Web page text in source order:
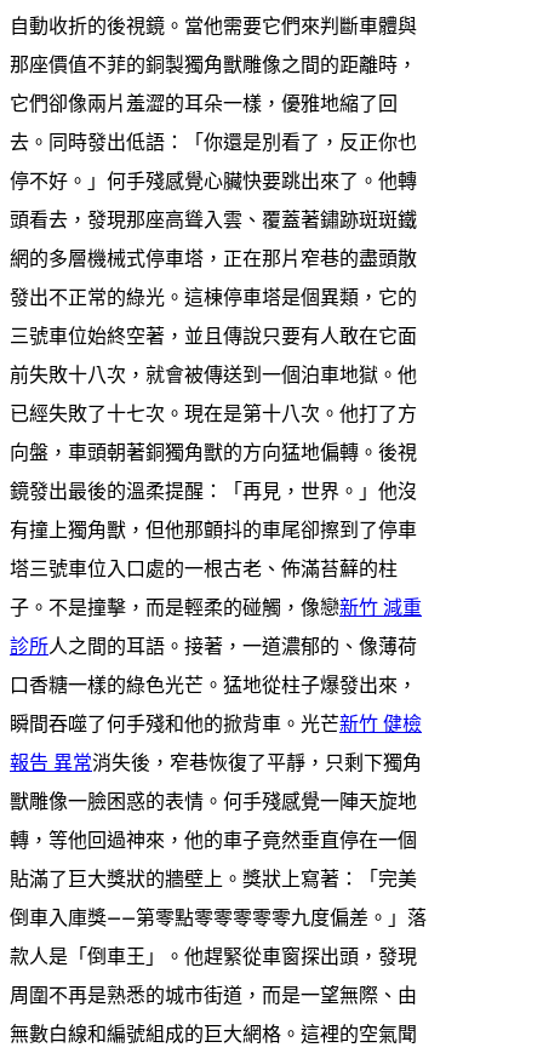
自動收折的後視鏡。當他需要它們來判斷車體與
那座價值不菲的銅製獨角獸雕像之間的距離時，
它們卻像兩片羞澀的耳朵一樣，優雅地縮了回
去。同時發出低語：「你還是別看了，反正你也
停不好。」何手殘感覺心臟快要跳出來了。他轉
頭看去，發現那座高聳入雲、覆蓋著鏽跡斑斑鐵
網的多層機械式停車塔，正在那片窄巷的盡頭散
發出不正常的綠光。這棟停車塔是個異類，它的
三號車位始終空著，並且傳說只要有人敢在它面
前失敗十八次，就會被傳送到一個泊車地獄。他
已經失敗了十七次。現在是第十八次。他打了方
向盤，車頭朝著銅獨角獸的方向猛地偏轉。後視
鏡發出最後的溫柔提醒：「再見，世界。」他沒
有撞上獨角獸，但他那顫抖的車尾卻擦到了停車
塔三號車位入口處的一根古老、佈滿苔蘚的柱
子。不是撞擊，而是輕柔的碰觸，像戀新竹 減重
診所人之間的耳語。接著，一道濃郁的、像薄荷
口香糖一樣的綠色光芒。猛地從柱子爆發出來，
瞬間吞噬了何手殘和他的掀背車。光芒新竹 健檢
報告 異常消失後，窄巷恢復了平靜，只剩下獨角
獸雕像一臉困惑的表情。何手殘感覺一陣天旋地
轉，等他回過神來，他的車子竟然垂直停在一個
貼滿了巨大獎狀的牆壁上。獎狀上寫著：「完美
倒車入庫獎——第零點零零零零零九度偏差。」落
款人是「倒車王」。他趕緊從車窗探出頭，發現
周圍不再是熟悉的城市街道，而是一望無際、由
無數白線和編號組成的巨大網格。這裡的空氣聞